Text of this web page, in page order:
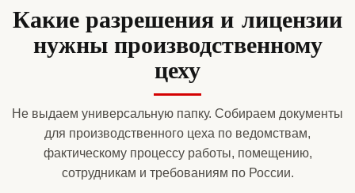
Какие разрешения и лицензии
нужны производственному
цеху
Не выдаем универсальную папку. Собираем документы
для производственного цеха по ведомствам,
фактическому процессу работы, помещению,
сотрудникам и требованиям по России.